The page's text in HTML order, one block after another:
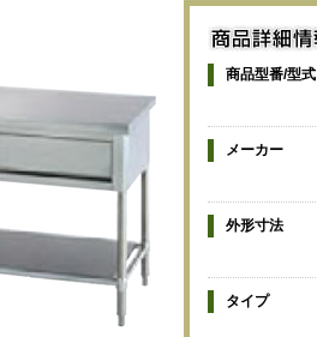
商品型番/型式
メーカー
外形寸法
タイプ